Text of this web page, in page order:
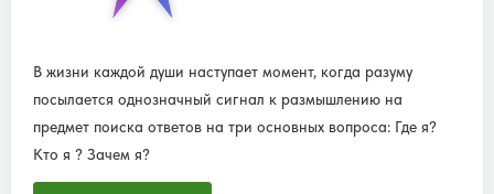
В жизни каждой души наступает момент, когда разуму
посылается однозначный сигнал к размышлению на
предмет поиска ответов на три основных вопроса: Где я?
Кто я ? Зачем я?